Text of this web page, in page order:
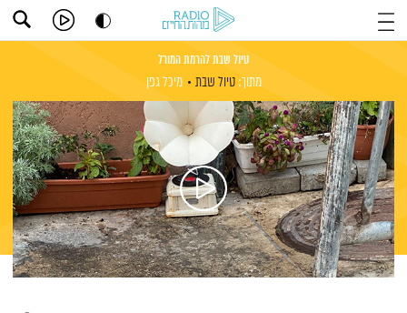
טיול שבת להרמת המורל
מתוך: טיול שבת מיכל גפן